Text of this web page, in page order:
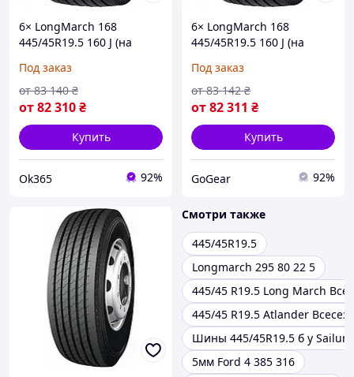
6× LongMarch 168
445/45R19.5 160 J (на
Под заказ
от82 310₴
от 83 140 ₴
Купить
Ok365 92%
6× LongMarch 168
445/45R19.5 160 J (на
Под заказ
от82 311 ₴
от 83 142 ₴
Купить
GoGear 92%
Смотри также
445/45R19.5
Longmarch 295 80 22 5
445/45 R19.5 Long March
445/45 R19.5 Atlander
Шины 445/45R19.5 б у Sailun
5мм Ford 4 385 316